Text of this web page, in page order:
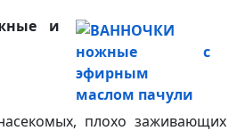
и
плохо заживающих